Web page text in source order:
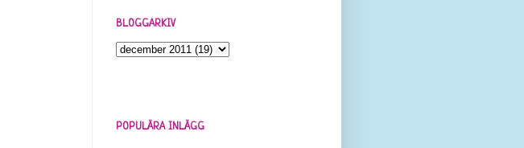
BLOGGARKIV
POPULÄRA INLÄGG